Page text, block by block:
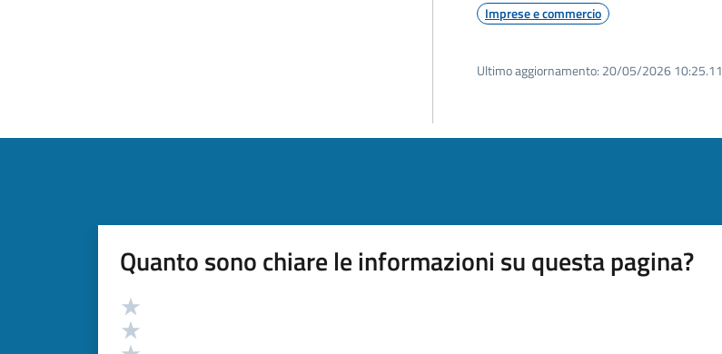
Imprese e commercio
Ultimo aggiornamento: 20/05/2026 10:25.11
Quanto sono chiare le informazioni su questa pagina?
Valutazione